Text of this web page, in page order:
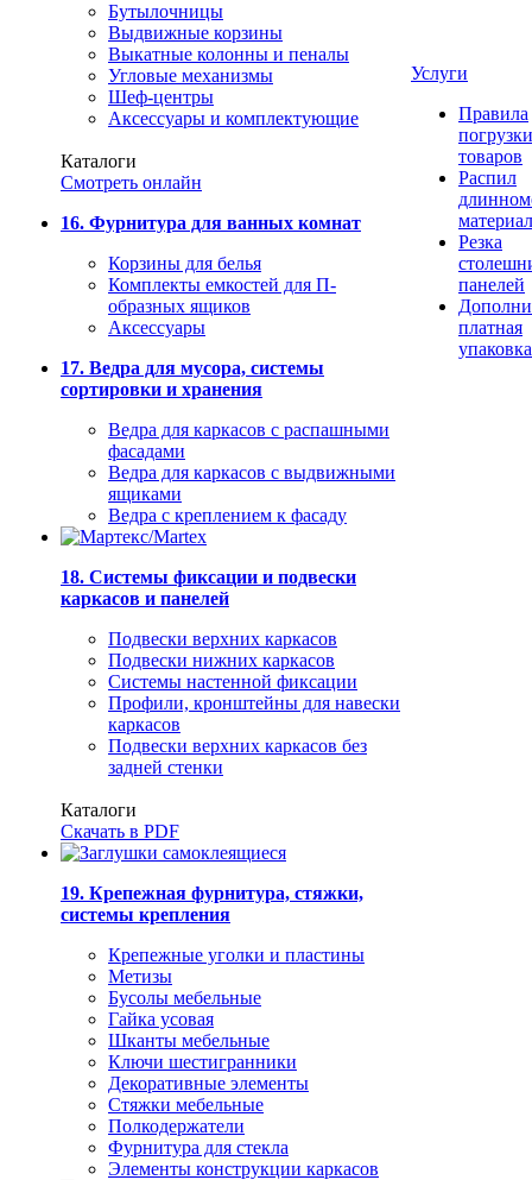
Бутылочницы
Выдвижные корзины
Выкатные колонны и пеналы
Угловые механизмы
Шеф-центры
Аксессуары и комплектующие
Каталоги
Смотреть онлайн
16. Фурнитура для ванных комнат
Корзины для белья
Комплекты емкостей для П-
образных ящиков
Аксессуары
17. Ведра для мусора, системы
сортировки и хранения
Ведра для каркасов с распашными
фасадами
Ведра для каркасов с выдвижными
ящиками
Ведра с креплением к фасаду
18. Системы фиксации и подвески
каркасов и панелей
Подвески верхних каркасов
Подвески нижних каркасов
Системы настенной фиксации
Профили, кронштейны для навески
каркасов
Подвески верхних каркасов без
задней стенки
Каталоги
Скачать в PDF
19. Крепежная фурнитура, стяжки,
системы крепления
Крепежные уголки и пластины
Метизы
Бусолы мебельные
Гайка усовая
Шканты мебельные
Ключи шестигранники
Декоративные элементы
Стяжки мебельные
Полкодержатели
Фурнитура для стекла
Элементы конструкции каркасов
Услуги
Правила
погрузки
товаров
Распил
Резка
панелей
платная
упаковка